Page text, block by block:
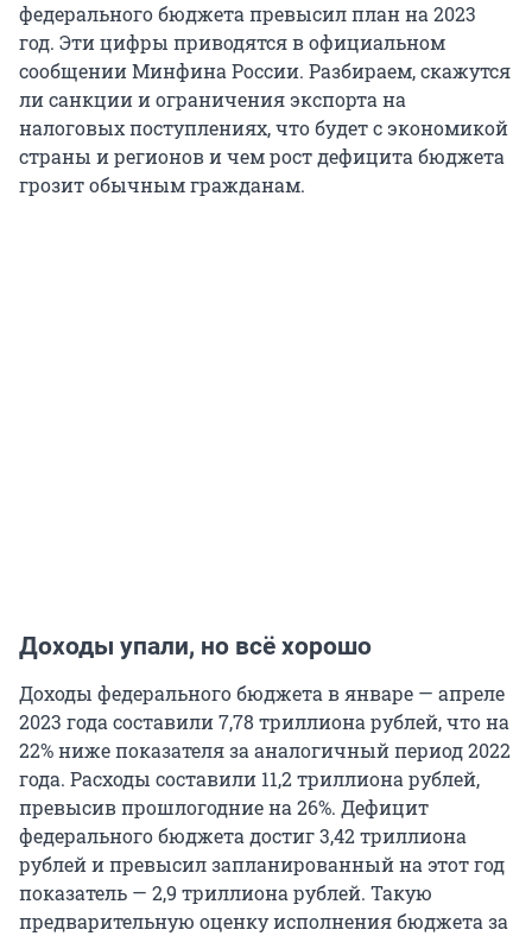
федерального бюджета превысил план на 2023
год. Эти цифры приводятся в официальном
сообщении Минфина России. Разбираем, скажутся
ли санкции и ограничения экспорта на
налоговых поступлениях, что будет с экономикой
страны и регионов и чем рост дефицита бюджета
грозит обычным гражданам.
Доходы упали, но всё хорошо
Доходы федерального бюджета в январе — апреле
2023 года составили 7,78 триллиона рублей, что на
22% ниже показателя за аналогичный период 2022
года. Расходы составили 11,2 триллиона рублей,
превысив прошлогодние на 26%. Дефицит
федерального бюджета достиг 3,42 триллиона
рублей и превысил запланированный на этот год
показатель — 2,9 триллиона рублей. Такую
предварительную оценку исполнения бюджета за